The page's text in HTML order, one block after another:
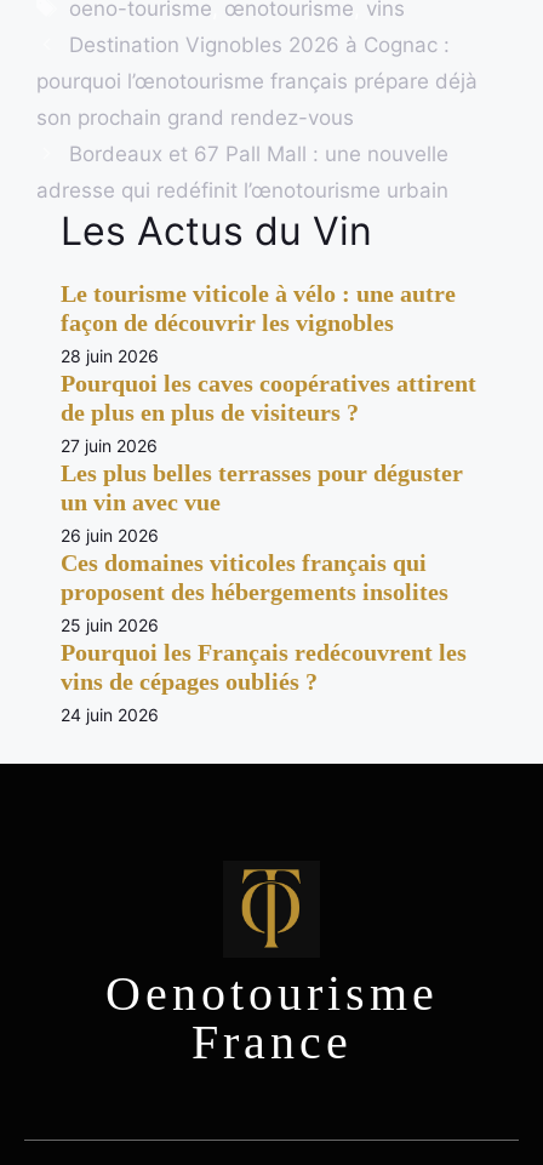
oeno-tourisme œnotourisme vins
Destination Vignobles 2026 à Cognac :
pourquoi l’œnotourisme français prépare déjà
son prochain grand rendez-vous
Bordeaux et 67 Pall Mall : une nouvelle
adresse qui redéfinit l’œnotourisme urbain
Les Actus du Vin
Le tourisme viticole à vélo : une autre
façon de découvrir les vignobles
28 juin 2026
Pourquoi les caves coopératives attirent
de plus en plus de visiteurs ?
27 juin 2026
Les plus belles terrasses pour déguster
un vin avec vue
26 juin 2026
Ces domaines viticoles français qui
proposent des hébergements insolites
25 juin 2026
Pourquoi les Français redécouvrent les
vins de cépages oubliés ?
24 juin 2026
Oenotourisme
France